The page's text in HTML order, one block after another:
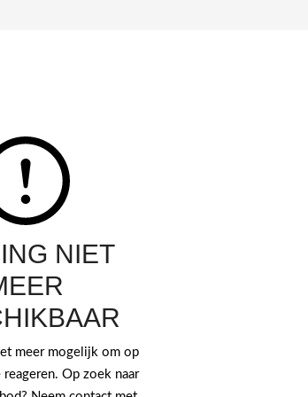
NIET
meer mogelijk om op
Op zoek naar